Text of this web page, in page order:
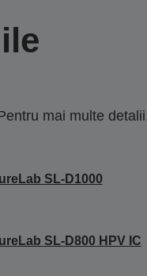
mai multe
SL-D1000
SL-D800 HPV IC